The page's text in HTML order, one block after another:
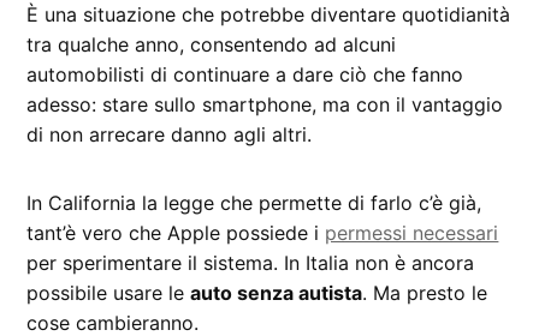
È una situazione che potrebbe diventare quotidianità
tra qualche anno, consentendo ad alcuni
automobilisti di continuare a dare ciò che fanno
adesso: stare sullo smartphone, ma con il vantaggio
di non arrecare danno agli altri.
In California la legge che permette di farlo c’è già,
tant’è vero che Apple possiede i permessi necessari
per sperimentare il sistema. In Italia non è ancora
possibile usare leauto senza autista. Ma presto le
cose cambieranno.